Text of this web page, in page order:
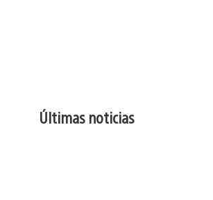
Últimas noticias